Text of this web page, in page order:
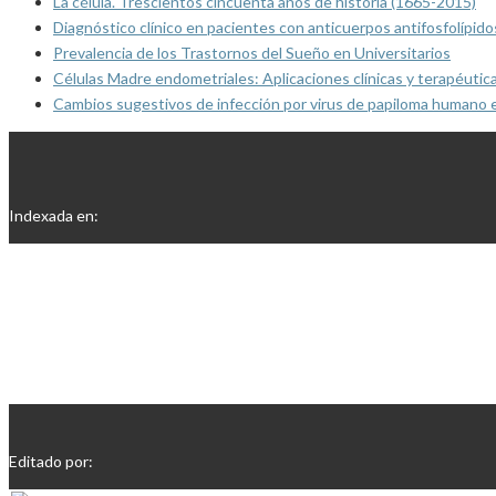
Diagnóstico clínico en pacientes con anticuerpos
Prevalencia de los Trastornos del Sueño en Universitarios
Células Madre endometriales: Aplicaciones clínicas y
Cambios sugestivos de infección por virus de papiloma
Indexada en:
Editado por: